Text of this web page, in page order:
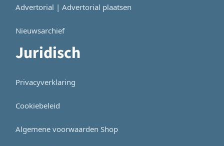
Advertorial | Advertorial plaatsen
Nieuwsarchief
Juridisch
Privacyverklaring
Cookiebeleid
Algemene voorwaarden Shop